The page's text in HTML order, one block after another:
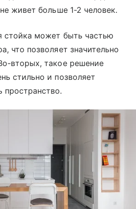
живет больше 1-2 человек.
стойка может быть частью
что позволяет значительно
вторых, такое решение
стильно и позволяет
пространство.